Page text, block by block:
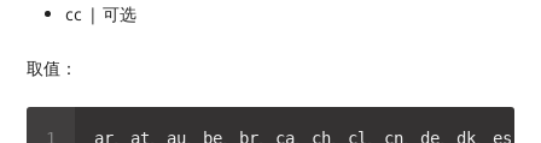
cc | 可选
取值：